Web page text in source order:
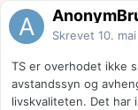
Skrevet 10.
TS er overhodet ikke
avstandssyn og
livskvaliteten. Det har